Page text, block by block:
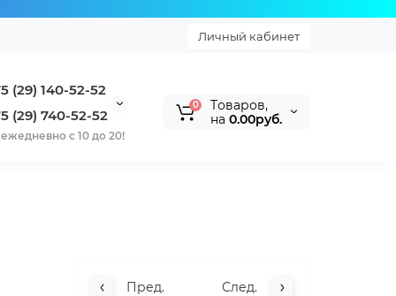
Личный кабинет
(29) 140-52-52
(29) 740-52-52
с 10 до 20!
0
Tоваров,
на 0.00руб.
Пред. След.